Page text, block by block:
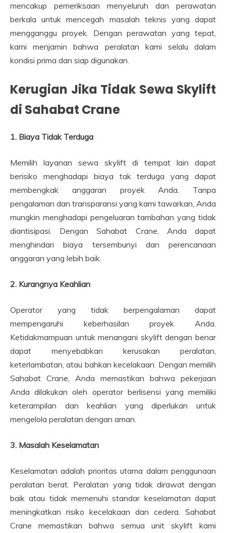
mencakup pemeriksaan menyeluruh dan perawatan
berkala untuk mencegah masalah teknis yang dapat
mengganggu proyek. Dengan perawatan yang tepat,
kami menjamin bahwa peralatan kami selalu dalam
kondisi prima dan siap digunakan.
Kerugian Jika Tidak Sewa Skylift
di Sahabat Crane
1. Biaya Tidak Terduga
Memilih layanan sewa skylift di tempat lain dapat
berisiko menghadapi biaya tak terduga yang dapat
membengkak anggaran proyek Anda. Tanpa
pengalaman dan transparansi yang kami tawarkan, Anda
mungkin menghadapi pengeluaran tambahan yang tidak
diantisipasi. Dengan Sahabat Crane, Anda dapat
menghindari biaya tersembunyi dan perencanaan
anggaran yang lebih baik.
2. Kurangnya Keahlian
Operator yang tidak berpengalaman dapat
mempengaruhi keberhasilan proyek Anda.
Ketidakmampuan untuk menangani skylift dengan benar
dapat menyebabkan kerusakan peralatan,
keterlambatan, atau bahkan kecelakaan. Dengan memilih
Sahabat Crane, Anda memastikan bahwa pekerjaan
Anda dilakukan oleh operator berlisensi yang memiliki
keterampilan dan keahlian yang diperlukan untuk
mengelola peralatan dengan aman.
3. Masalah Keselamatan
Keselamatan adalah prioritas utama dalam penggunaan
peralatan berat. Peralatan yang tidak dirawat dengan
baik atau tidak memenuhi standar keselamatan dapat
meningkatkan risiko kecelakaan dan cedera. Sahabat
Crane memastikan bahwa semua unit skylift kami